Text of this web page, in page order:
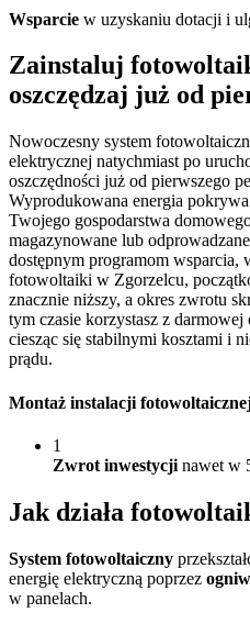
Wsparcie w uzyskaniu dotacji i
Zainstaluj
oszczędzaj już od
Nowoczesny system
elektrycznej natychmiast po
oszczędności już od pierwszego
Wyprodukowana energia
Twojego gospodarstwa
magazynowane lub
dostępnym programom wsparcia,
fotowoltaiki w Zgorzelcu,
znacznie niższy, a okres zwrotu
tym czasie korzystasz z
ciesząc się stabilnymi kosztami i
prądu.
Montaż instalacji
1
Zwrot inwestycji nawet w
Jak działa
System fotowoltaiczny
energię elektryczną poprzez
w panelach.